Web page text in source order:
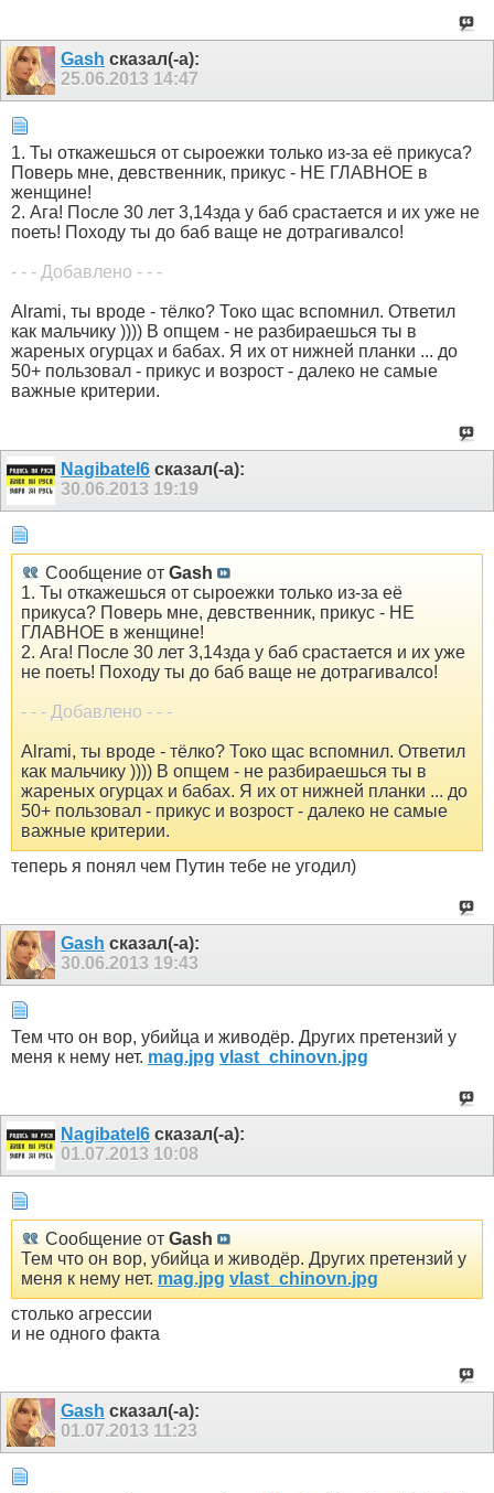
Gash сказал(-а):
25.06.2013 14:47
1. Ты откажешься от сыроежки только из-за её прикуса?
Поверь мне, девственник, прикус - НЕ ГЛАВНОЕ в
женщине!
2. Ага! После 30 лет 3,14зда у баб срастается и их уже не
поеть! Походу ты до баб ваще не дотрагивалсо!
- - - Добавлено - - -
Alrami, ты вроде - тёлко? Токо щас вспомнил. Ответил
как мальчику )))) В опщем - не разбираешься ты в
жареных огурцах и бабах. Я их от нижней планки ... до
50+ пользовал - прикус и возрост - далеко не самые
важные критерии.
Nagibatel6 сказал(-а):
30.06.2013 19:19
Сообщение от Gash
1. Ты откажешься от сыроежки только из-за её
прикуса? Поверь мне, девственник, прикус - НЕ
ГЛАВНОЕ в женщине!
2. Ага! После 30 лет 3,14зда у баб срастается и их уже
не поеть! Походу ты до баб ваще не дотрагивалсо!
- - - Добавлено - - -
Alrami, ты вроде - тёлко? Токо щас вспомнил. Ответил
как мальчику )))) В опщем - не разбираешься ты в
жареных огурцах и бабах. Я их от нижней планки ... до
50+ пользовал - прикус и возрост - далеко не самые
важные критерии.
теперь я понял чем Путин тебе не угодил)
Gash сказал(-а):
30.06.2013 19:43
Тем что он вор, убийца и живодёр. Других претензий у
меня к нему нет. mag.jpg vlast_chinovn.jpg
Nagibatel6 сказал(-а):
01.07.2013 10:08
Сообщение от Gash
Тем что он вор, убийца и живодёр. Других претензий у
меня к нему нет. mag.jpg vlast_chinovn.jpg
столько агрессии
и не одного факта
Gash сказал(-а):
01.07.2013 11:23